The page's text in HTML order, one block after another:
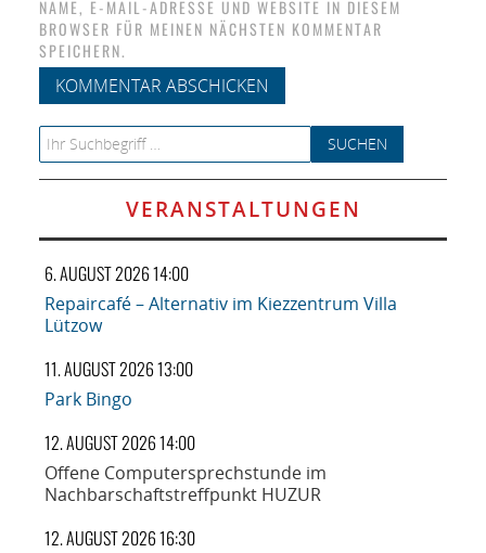
NAME, E-MAIL-ADRESSE UND WEBSITE IN DIESEM
BROWSER FÜR MEINEN NÄCHSTEN KOMMENTAR
SPEICHERN.
Search for:
VERANSTALTUNGEN
6. AUGUST 2026 14:00
Repaircafé – Alternativ im Kiezzentrum Villa
Lützow
11. AUGUST 2026 13:00
Park Bingo
12. AUGUST 2026 14:00
Offene Computersprechstunde im
Nachbarschaftstreffpunkt HUZUR
12. AUGUST 2026 16:30